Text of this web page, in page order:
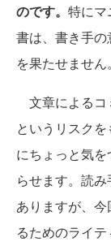
のです。 特にマ
書は、書き手
を果たせません。
文章によるコ
というリスク
にちょっと気
らせます。読
ありますが、
るためのライテ